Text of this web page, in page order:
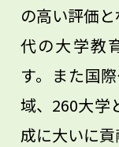
の高い評価
代の大学教
す。また国
域、260大学
成に大いに貢